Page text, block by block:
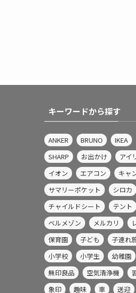
キーワードから探す
ANKER BRUNO IKEA
SHARP
お出かけ アイ
イオン
エアコン キャ
サマリーポケット
シロカ
チャイルドシート
テント
ベルメゾン
メルカリ
保育園
子ども 子連れ
小学校
小学生 幼稚園
無印良品
空気清浄機
象印
趣味 車 送迎